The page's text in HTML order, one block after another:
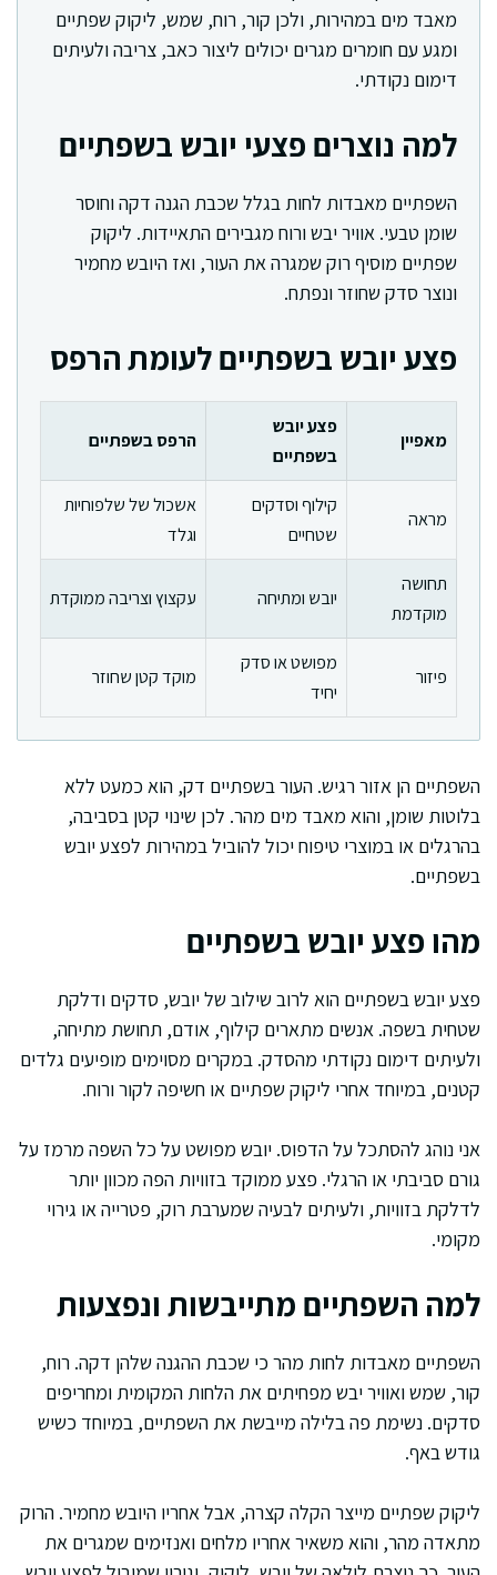
מאבד מים במהירות, ולכן קור, רוח, שמש, ליקוק שפתיים
ומגע עם חומרים מגרים יכולים ליצור כאב, צריבה ולעיתים
דימום נקודתי.
למה נוצרים פצעי יובש בשפתיים
השפתיים מאבדות לחות בגלל שכבת הגנה דקה וחוסר
שומן טבעי. אוויר יבש ורוח מגבירים התאיידות. ליקוק
שפתיים מוסיף רוק שמגרה את העור, ואז היובש מחמיר
ונוצר סדק שחוזר ונפתח.
פצע יובש בשפתיים לעומת הרפס
מאפיין
פצע יובש
בשפתיים
הרפס בשפתיים
מראה
קילוף וסדקים
שטחיים
אשכול של שלפוחיות
וגלד
תחושה
מוקדמת
יובש ומתיחה עקצוץ וצריבה ממוקדת
פיזור
מפושט או סדק
יחיד
מוקד קטן שחוזר
השפתיים הן אזור רגיש. העור בשפתיים דק, הוא כמעט ללא
בלוטות שומן, והוא מאבד מים מהר. לכן שינוי קטן בסביבה,
בהרגלים או במוצרי טיפוח יכול להוביל במהירות לפצע יובש
בשפתיים.
מהו פצע יובש בשפתיים
פצע יובש בשפתיים הוא לרוב שילוב של יובש, סדקים ודלקת
שטחית בשפה. אנשים מתארים קילוף, אודם, תחושת מתיחה,
ולעיתים דימום נקודתי מהסדק. במקרים מסוימים מופיעים גלדים
קטנים, במיוחד אחרי ליקוק שפתיים או חשיפה לקור ורוח.
אני נוהג להסתכל על הדפוס. יובש מפושט על כל השפה מרמז על
גורם סביבתי או הרגלי. פצע ממוקד בזוויות הפה מכוון יותר
לדלקת בזוויות, ולעיתים לבעיה שמערבת רוק, פטרייה או גירוי
מקומי.
למה השפתיים מתייבשות ונפצעות
השפתיים מאבדות לחות מהר כי שכבת ההגנה שלהן דקה. רוח,
קור, שמש ואוויר יבש מפחיתים את הלחות המקומית ומחריפים
סדקים. נשימת פה בלילה מייבשת את השפתיים, במיוחד כשיש
גודש באף.
ליקוק שפתיים מייצר הקלה קצרה, אבל אחריו היובש מחמיר. הרוק
מתאדה מהר, והוא משאיר אחריו מלחים ואנזימים שמגרים את